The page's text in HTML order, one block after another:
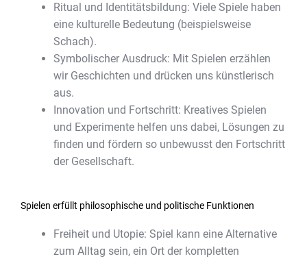
Ritual und Identitätsbildung: Viele Spiele haben
eine kulturelle Bedeutung (beispielsweise
Schach).
Symbolischer Ausdruck: Mit Spielen erzählen
wir Geschichten und drücken uns künstlerisch
aus.
Innovation und Fortschritt: Kreatives Spielen
und Experimente helfen uns dabei, Lösungen zu
finden und fördern so unbewusst den Fortschritt
der Gesellschaft.
Spielen erfüllt philosophische und politische Funktionen
Freiheit und Utopie: Spiel kann eine Alternative
zum Alltag sein, ein Ort der kompletten